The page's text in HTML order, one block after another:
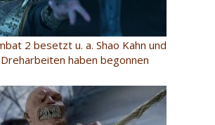
2 besetzt u. a. Shao Kahn und
haben begonnen